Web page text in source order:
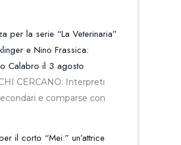
per la serie “La Veterinaria”
e Nino Frassica:
Calabro il 3 agosto
CERCANO: Interpreti
e comparse con
il corto “Mei:” un’attrice